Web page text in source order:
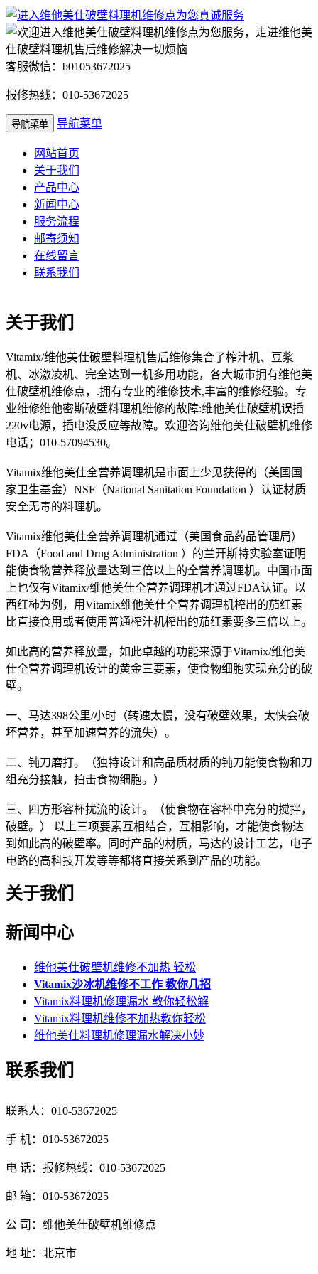
客服微信：b01053672025
报修热线：010-53672025
导航菜单 导航菜单
网站首页
关于我们
产品中心
新闻中心
服务流程
邮寄须知
在线留言
联系我们
关于我们
Vitamix/维他美仕破壁料理机售后维修集合了榨汁机、豆浆
机、冰激凌机、完全达到一机多用功能，各大城市拥有维他美
仕破壁机维修点，.拥有专业的维修技术,丰富的维修经验。专
业维修维他密斯破壁料理机维修的故障:维他美仕破壁机误插
220v电源，插电没反应等故障。欢迎咨询维他美仕破壁机维修
电话；010-57094530。
Vitamix维他美仕全营养调理机是市面上少见获得的（美国国
家卫生基金）NSF（National Sanitation Foundation ）认证材质
安全无毒的料理机。
Vitamix维他美仕全营养调理机通过（美国食品药品管理局）
FDA（Food and Drug Administration ）的兰开斯特实验室证明
能使食物营养释放量达到三倍以上的全营养调理机。中国市面
上也仅有Vitamix/维他美仕全营养调理机才通过FDA认证。以
西红柿为例，用Vitamix维他美仕全营养调理机榨出的茄红素
比直接食用或者使用普通榨汁机榨出的茄红素要多三倍以上。
如此高的营养释放量，如此卓越的功能来源于Vitamix/维他美
仕全营养调理机设计的黄金三要素，使食物细胞实现充分的破
壁。
一、马达398公里/小时（转速太慢，没有破壁效果，太快会破
坏营养，甚至加速营养的流失）。
二、钝刀磨打。（独特设计和高品质材质的钝刀能使食物和刀
组充分接触，拍击食物细胞。）
三、四方形容杯扰流的设计。（使食物在容杯中充分的搅拌，
破壁。） 以上三项要素互相结合，互相影响，才能使食物达
到如此高的破壁率。同时产品的材质，马达的设计工艺，电子
电路的高科技开发等等都将直接关系到产品的功能。
关于我们
新闻中心
维他美仕破壁机维修不加热 轻松
Vitamix沙冰机维修不工作 教你几招
Vitamix料理机修理漏水 教你轻松解
Vitamix料理机维修不加热教你轻松
维他美仕料理机修理漏水解决小妙
联系我们
联系人：010-53672025
手 机：010-53672025
电 话：报修热线：010-53672025
邮 箱：010-53672025
公 司：维他美仕破壁机维修点
地 址：北京市